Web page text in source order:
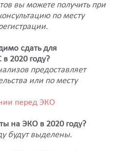
вы можете получить при
по месту
сдать для
2020 году?
предоставляет
или по месту
перед ЭКО
на ЭКО в 2020 году?
будут выделены.